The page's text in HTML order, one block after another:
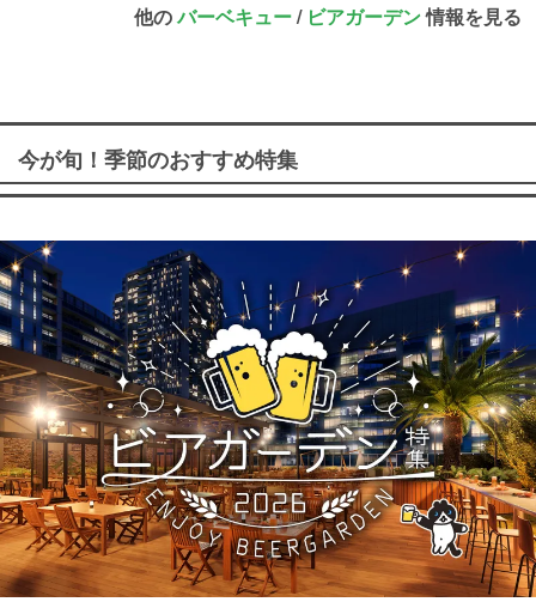
他のバーベキュー/ ビアガーデン情報を見る
今が旬！季節のおすすめ特集